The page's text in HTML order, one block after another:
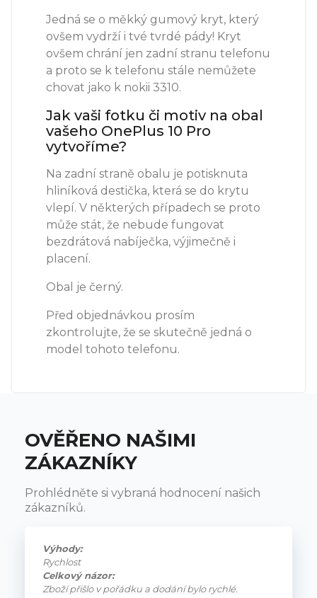
Jedná se o měkký gumový kryt, který
ovšem vydrží i tvé tvrdé pády! Kryt
ovšem chrání jen zadní stranu telefonu
a proto se k telefonu stále nemůžete
chovat jako k nokii 3310.
Jak vaši fotku či motiv na obal
vašeho OnePlus 10 Pro
vytvoříme?
Na zadní straně obalu je potisknuta
hliníková destička, která se do krytu
vlepí. V některých případech se proto
může stát, že nebude fungovat
bezdrátová nabíječka, výjimečně i
placení.
Obal je černý.
Před objednávkou prosím
zkontrolujte, že se skutečně jedná o
model tohoto telefonu.
OVĚŘENO NAŠIMI
ZÁKAZNÍKY
Prohlédněte si vybraná hodnocení našich
zákazníků.
Výhody:
Rychlost
Celkový názor:
Zboží přišlo v pořádku a dodání bylo rychlé.